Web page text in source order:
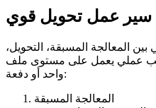
سير عمل تحويل قوي
بين المعالجة المسبقة، التحويل،
عملي يعمل على مستوى ملف
واحد أو دفعة:
المعالجة المسبقة